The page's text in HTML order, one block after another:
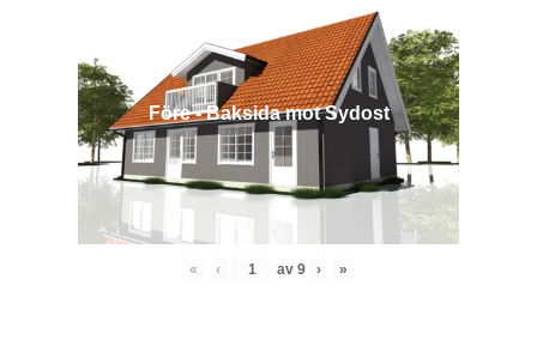
Före - Baksida mot Sydost
« ‹ av 9 › »